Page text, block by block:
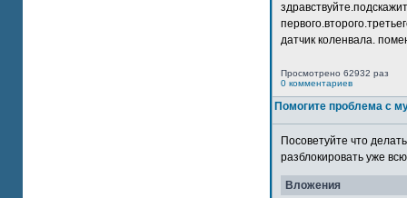
датчик коленвала.
Просмотрено 62932 раз
0 комментариев
Помогите проблема с
Посоветуйте что
разблокировать уже
Вложения